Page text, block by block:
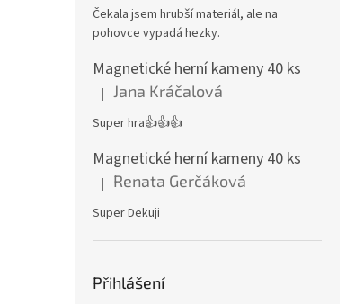
Čekala jsem hrubší materiál, ale na
pohovce vypadá hezky.
Magnetické herní kameny 40 ks
Hodnocení produktu je 5 z 5 hvězdiček.
| Jana Kráčalová
Super hra👍👍👍
Magnetické herní kameny 40 ks
Hodnocení produktu je 5 z 5 hvězdiček.
| Renata Gerčáková
Super Dekuji
Přihlášení